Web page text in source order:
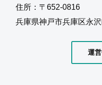
住所：〒652-0816
兵庫県神戸市兵庫区永
運